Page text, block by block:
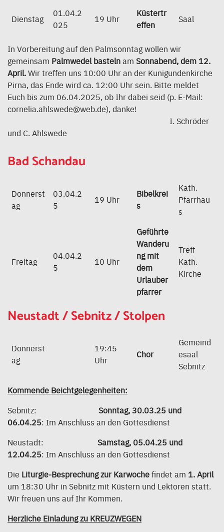
Dienstag
01.04.2
025
19 Uhr
Küstertr
effen
Saal
In Vorbereitung auf den Palmsonntag wollen wir
gemeinsam Palmwedel bastelnam Sonnabend, dem 12.
April.Wir treffen uns 10:00 Uhr an der Kunigundenkirche
Pirna, das Ende wird ca. 12:00 Uhr sein. Bitte meldet
Euch bis zum 06.04.2025, ob Ihr dabei seid (p. E-Mail:
cornelia.ahlswede@web.de), danke!
I. Schröder
und C. Ahlswede
Bad Schandau
Donnerst
ag
03.04.2
5
19 Uhr
Bibelkrei
s
Kath.
Pfarrhau
s
Freitag
04.04.2
5
10 Uhr
Geführte
Wanderu
ng mit
dem
Urlauber
pfarrer
Treff
Kath.
Kirche
Neustadt / Sebnitz / Stolpen
Donnerst
ag
19:45
Uhr
Chor
Gemeind
esaal
Sebnitz
Kommende Beichtgelegenheiten:
Sebnitz: Sonntag, 30.03.25 und
06.04.25: Im Anschluss an den Gottesdienst
Neustadt: Samstag, 05.04.25 und
12.04.25: Im Anschluss an den Gottesdienst
Die Liturgie-Besprechung zur Karwochefindet am 1. April
um 18:30 Uhr in Sebnitz mit Küstern und Lektoren statt.
Wir freuen uns auf Ihr Kommen.
Herzliche Einladung zu KREUZWEGEN